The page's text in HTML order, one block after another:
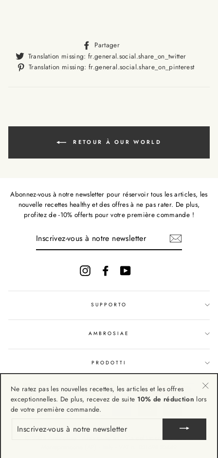
Partager
missing:
Translation missing: fr.general.social.share_on_twitter
missing:
Translation missing: fr.general.social.share_on_pinterest
RETOUR À OUR WORLD
Abonnez-vous à notre newsletter pour réservoir tous les articles, les
nouvelle recettes healthy et des offres à ne pas rater. De plus,
profitez de -10% offerts pour votre première commande !
InstagramFacebookYouTube
SUPPORTO
AMBROSIAE
PRODOTTI
© 2026 Ambrosiae - Ambrosiae srl - Via del Lavoro, 19 63076
Ne ratez pas les nouvelles recettes, les articles et les offres
exceptionnelles. De plus, recevez de suite 10% de réduction lors
de votre première commande.
VOUS